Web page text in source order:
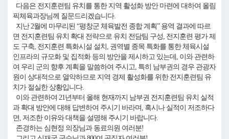
다음은 전지훈련팀 유치를 통한 지역 활성화 방안 마련에 대하여 올림
픽체육과장님께 질문드리겠습니다.
지난 2월에 마무리된 “평창군 체육발전 종합 계획” 용역 결과에 따르
면 전지훈련팀 유치 확대 전략으로 유치 전담팀 구성, 전지훈련 평가 제
도 구축, 전지훈련 특화시설 설치, 권역별 종목 특화를 통한 체육시설
인프라의 규모화 및 집적화 등의 방안을 제시하고 있는데, 이와 관련하
여 우리 군의 향후 계획을 말씀하여 주시고, 특히 남부권의 경우 관광자
원이 상대적으로 열악하므로 지역 경제 활성화를 위한 전지훈련팀 유
치가 절실한 상황입니다.
이와 관련하여 21년부터 올해 현재까지 남부권 전지훈련팀 유치 실적
과 확대 방안에 대해 답변하여 주시기 바라며, 혹시나 실적이 저조하다
면, 저조한 이유와 대책을 설명해 주시기 바랍니다.
존경하는 심현정 의장님과 동료의원 여러분!